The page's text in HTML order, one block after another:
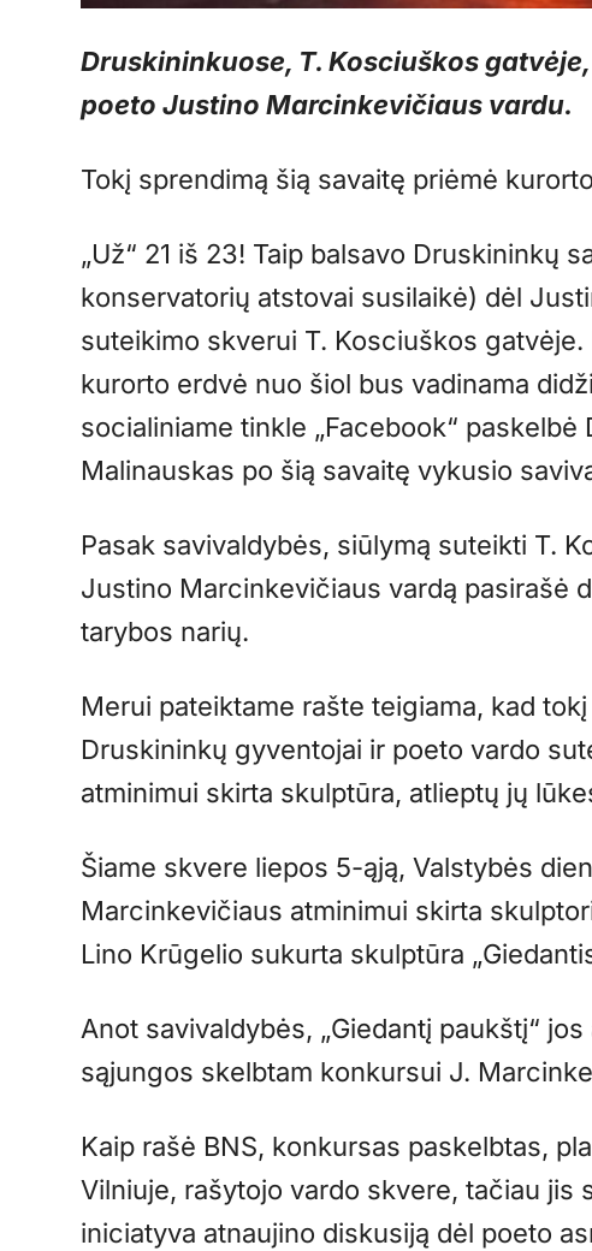
Druskininkuose, T. Kosciuškos
poeto Justino Marcinkevičiaus vardu.
Tokį sprendimą šią savaitę priėmė
„Už“ 21 iš 23! Taip balsavo Druskininkų
konservatorių atstovai susilaikė) dėl
suteikimo skverui T. Kosciuškos
kurorto erdvė nuo šiol bus vadinama
socialiniame tinkle „Facebook“
Malinauskas po šią savaitę vykusio
Pasak savivaldybės, siūlymą suteikti T.
Justino Marcinkevičiaus vardą pasirašė
tarybos narių.
Merui pateiktame rašte teigiama, kad
Druskininkų gyventojai ir poeto vardo
atminimui skirta skulptūra, atlieptų jų
Šiame skvere liepos 5-ąją, Valstybės
Marcinkevičiaus atminimui skirta
Lino Krūgelio sukurta skulptūra
Anot savivaldybės, „Giedantį paukštį“
sąjungos skelbtam konkursui J.
Kaip rašė BNS, konkursas paskelbtas,
Vilniuje, rašytojo vardo skvere, tačiau jis
iniciatyva atnaujino diskusiją dėl poeto